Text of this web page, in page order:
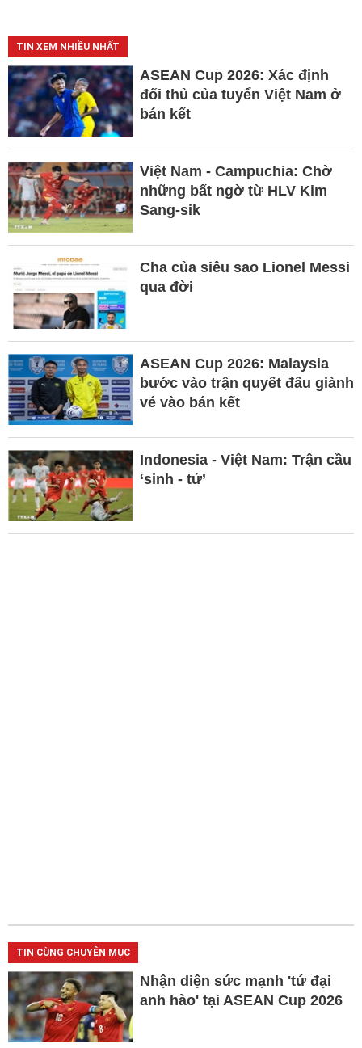
TIN XEM NHIỀU NHẤT
ASEAN Cup 2026: Xác định
đối thủ của tuyển Việt Nam ở
bán kết
Việt Nam - Campuchia: Chờ
những bất ngờ từ HLV Kim
Sang-sik
Cha của siêu sao Lionel Messi
qua đời
ASEAN Cup 2026: Malaysia
bước vào trận quyết đấu giành
vé vào bán kết
Indonesia - Việt Nam: Trận cầu
‘sinh - tử’
TIN CÙNG CHUYÊN MỤC
Nhận diện sức mạnh 'tứ đại
anh hào' tại ASEAN Cup 2026